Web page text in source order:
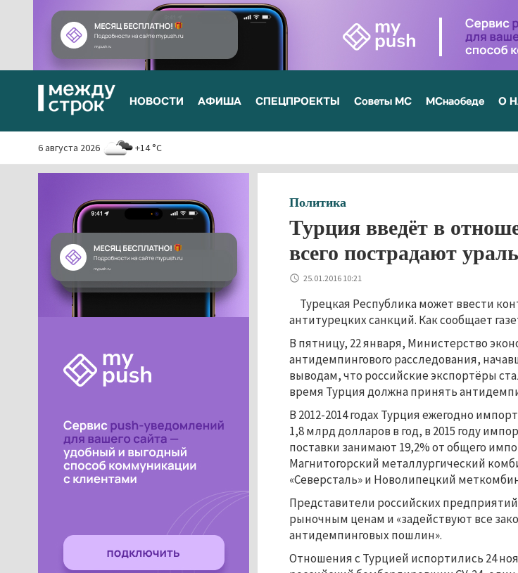
НОВОСТИ АФИША СПЕЦПРОЕКТЫ Советы МС МСнаобеде О
6 августа 2026 +14 °C
Политика
Турция введёт в
всего пострадают
25.01.2016 10:21
Турецкая Республика может ввести
антитурецких санкций. Как сообщает
В пятницу, 22 января, Министерство
антидемпингового расследования,
выводам, что российские экспортёры
время Турция должна принять
В 2012-2014 годах Турция ежегодно
1,8 млрд долларов в год, в 2015 году
поставки занимают 19,2% от общего
Магнитогорский металлургический
«Северсталь» и Новолипецкий
Представители российских
рыночным ценам и «задействуют все
антидемпинговых пошлин».
Отношения с Турцией испортились 24